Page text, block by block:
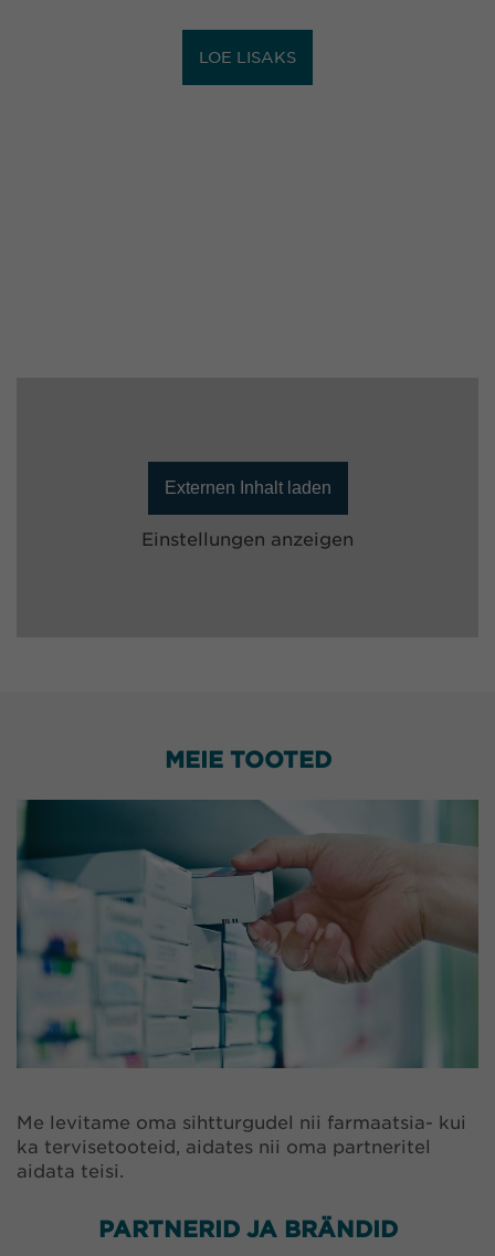
LOE LISAKS
Externen Inhalt laden
Einstellungen anzeigen
MEIE TOOTED
Me levitame oma sihtturgudel nii farmaatsia- kui
ka tervisetooteid, aidates nii oma partneritel
aidata teisi.
PARTNERID JA BRÄNDID